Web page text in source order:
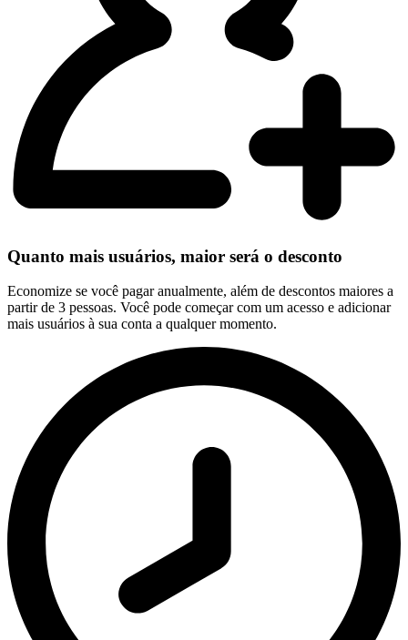
Quanto mais usuários, maior será o desconto
Economize se você pagar anualmente, além de descontos maiores a
partir de 3 pessoas. Você pode começar com um acesso e adicionar
mais usuários à sua conta a qualquer momento.